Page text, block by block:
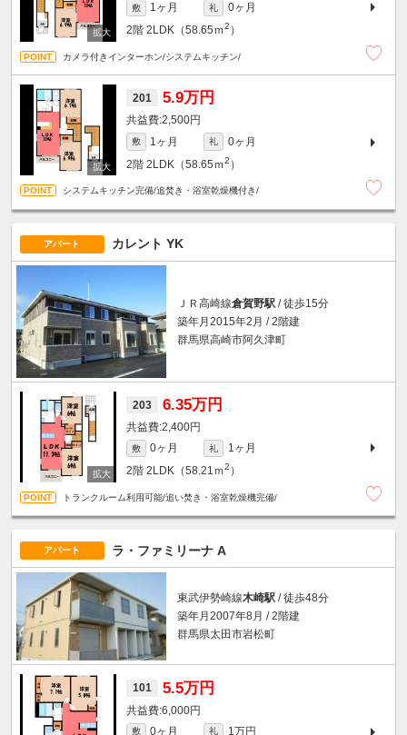
敷 1ヶ月 礼
0ヶ月
2階 2LDK（58.65ｍ2 ）
カメラ付きインターホン/システムキッチン/
201 5.9万円
2,500円
敷 1ヶ月 礼
0ヶ月
2階 2LDK（58.65ｍ2 ）
システムキッチン完備/追焚き・浴室乾燥機付き/
アパート カレント YK
ＪＲ高崎線倉賀野駅 / 徒歩15分
築年月2015年2月 / 2階建
群馬県高崎市阿久津町
203 6.35万円
2,400円
敷 0ヶ月 礼
1ヶ月
2階 2LDK（58.21ｍ2 ）
トランクルーム利用可能/追い焚き・浴室乾燥機完備/
アパート ラ・ファミリーナ A
東武伊勢崎線木崎駅 / 徒歩48分
築年月2007年8月 / 2階建
群馬県太田市岩松町
101 5.5万円
6,000円
敷 0ヶ月 礼 1万円